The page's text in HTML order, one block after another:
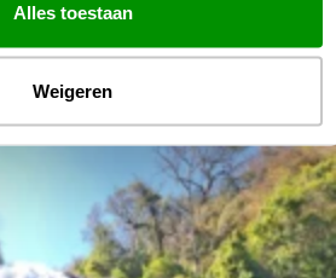
Alles toestaan
Weigeren
Offerte aanvragen